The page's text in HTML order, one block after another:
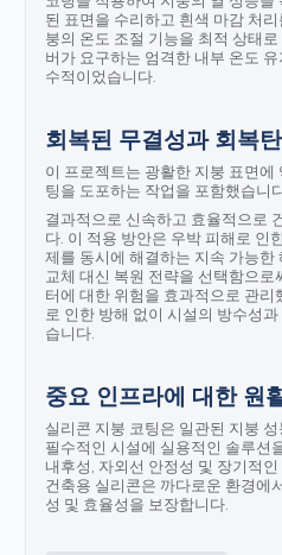
된 표면을 수리하고 흰색 마감 처
붕의 온도 조절 기능을 최적 상태
버가 요구하는 엄격한 내부 온도
수적이었습니다.
회복된 무결성과 회복
이 프로젝트는 광활한 지붕 표면
팅을 도포하는 작업을 포함했습니
결과적으로 신속하고 효율적으로
다. 이 적용 방안은 우박 피해로 인
제를 동시에 해결하는 지속 가능
교체 대신 복원 전략을 선택함으로
터에 대한 위험을 효과적으로 관리
로 인한 방해 없이 시설의 방수성
습니다.
중요 인프라에 대한 원
실리콘 지붕 코팅은 일관된 지붕
필수적인 시설에 실용적인 솔루션
내후성, 자외선 안정성 및 장기적
건축용 실리콘은 까다로운 환경에
성 및 효율성을 보장합니다.